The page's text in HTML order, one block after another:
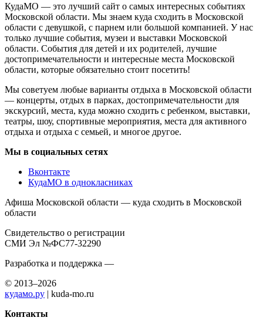
КудаМО — это лучший сайт о самых интересных событиях
Московской области. Мы знаем куда сходить в Московской
области с девушкой, с парнем или большой компанией. У нас
только лучшие события, музеи и выставки Московской
области. События для детей и их родителей, лучшие
достопримечательности и интересные места Московской
области, которые обязательно стоит посетить!
Мы советуем любые варианты отдыха в Московской области
— концерты, отдых в парках, достопримечательности для
экскурсий, места, куда можно сходить с ребенком, выставки,
театры, шоу, спортивные мероприятия, места для активного
отдыха и отдыха с семьей, и многое другое.
Мы в социальных сетях
Вконтакте
КудаМО в однокласниках
Афиша Московской области — куда сходить в Московской
области
Свидетельство о регистрации
СМИ Эл №ФС77-32290
Разработка и поддержка —
© 2013–2026
кудамо.ру | kuda-mo.ru
Контакты